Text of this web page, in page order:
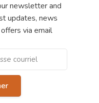
newsletter and
updates, news
via email